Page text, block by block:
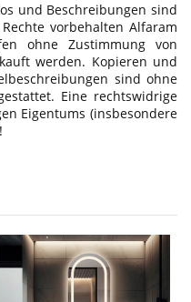
und Beschreibungen sind
vorbehalten Alfaram
ohne Zustimmung von
werden. Kopieren und
sind ohne
Eine rechtswidrige
Eigentums (insbesondere